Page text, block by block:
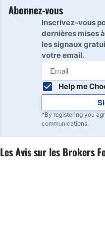
Abonnez-vous
Inscrivez-vous
dernières mises
les signaux
votre email.
Help me
*By registering you
communications.
Les Avis sur les Brokers